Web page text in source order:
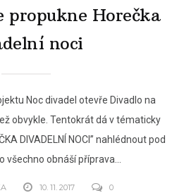
propukne Horečka
noci
Noc divadel otevře Divadlo na
obvykle. Tentokrát dá v tématicky
DIVADELNÍ NOCI” nahlédnout pod
všechno obnáší příprava...
10. 11. 2017 0